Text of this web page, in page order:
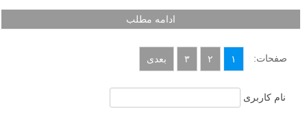
ادامه مطلب
صفحات: ۱ ۲ ۳ بعدی
نام کاربری